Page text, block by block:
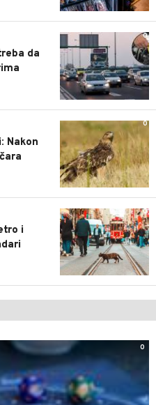
0
da
0
Nakon
0
i
0